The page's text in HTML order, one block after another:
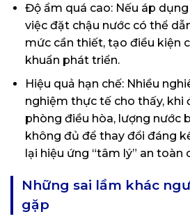
Độ ẩm quá cao: Nếu áp
việc đặt chậu nước có thể
mức cần thiết, tạo điều kiện
khuẩn phát triển.
Hiệu quả hạn chế: Nhiều
nghiệm thực tế cho thấy, khi
phòng điều hòa, lượng nước
không đủ để thay đổi đáng
lại hiệu ứng “tâm lý” an toàn
Những sai lầm khác
gặp